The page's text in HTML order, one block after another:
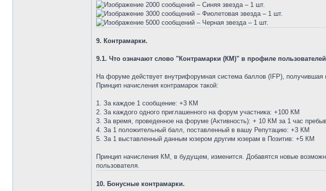
2000 сообщений – Синяя звезда – 1 шт.
3000 сообщений – Фиолетовая звезда – 1 шт.
5000 сообщений – Черная звезда – 1 шт.
9. Контрамарки.
9.1. Что означают слово "Контрамарки (КМ)" в профиле
На форуме действует внутрифорумная система баллов (IFP),
Принцип начисления контрамарок такой:
1. За каждое 1 сообщение: +3 КМ
2. За каждого одного приглашенного на форум участника: +100 КМ
3. За время, проведенное на форуме (Активность): + 10 КМ за 1 час
4. За 1 положительный балл, поставленный в вашу Репутацию: +3 КМ
5. За 1 выставленный данным юзером другим юзерам в Позитив: +5 КМ
Принцип начисления КМ, в будущем, изменится. Добавятся новые
пользователя.
10. Бонусные контрамарки.